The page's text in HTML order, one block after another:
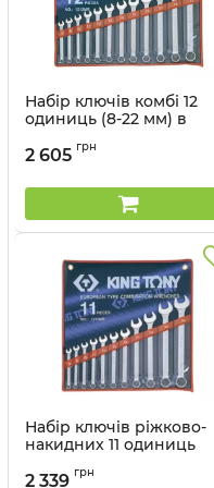
Набір ключів комбі 12
одиниць (8-22 мм) в
Артикул:
2 605 грн
Набір ключів ріжково-
накидних 11 одиниць
терилену
2 339 грн